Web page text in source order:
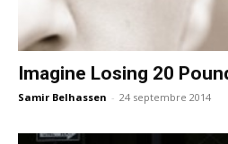
Imagine Losing 20
Samir Belhassen - 24 septembre 2014